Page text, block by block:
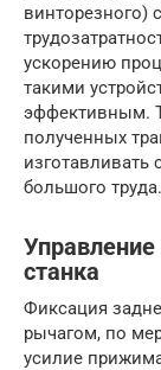
винторезного)
ускорению
такими
эффективным.
полученных
изготавливать
большого труда.
Управление
станка
Фиксация
рычагом, по
усилие